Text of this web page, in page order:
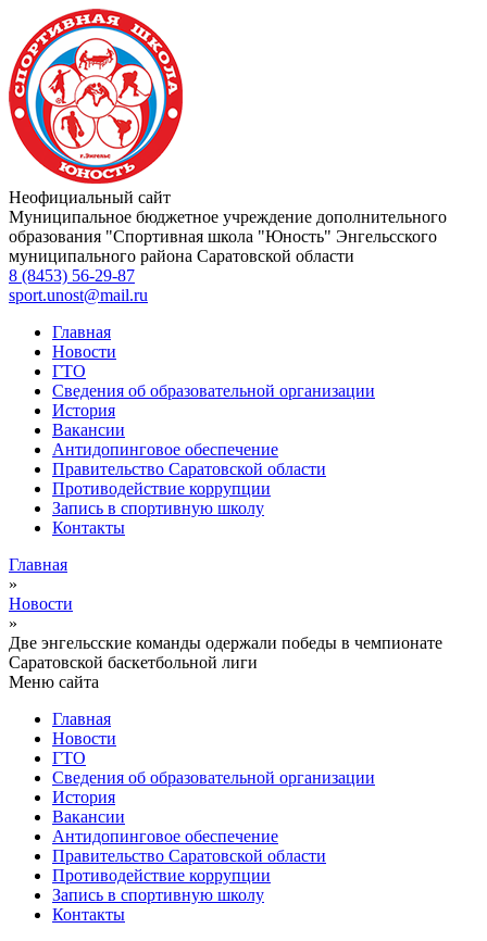
Неофициальный сайт
Муниципальное бюджетное учреждение дополнительного
образования "Спортивная школа "Юность" Энгельсского
муниципального района Саратовской области
8 (8453) 56-29-87
sport.unost@mail.ru
Главная
Новости
ГТО
Сведения об образовательной организации
История
Вакансии
Антидопинговое обеспечение
Правительство Саратовской области
Противодействие коррупции
Запись в спортивную школу
Контакты
Главная
»
Новости
»
Две энгельсские команды одержали победы в чемпионате
Саратовской баскетбольной лиги
Меню сайта
Главная
Новости
ГТО
Сведения об образовательной организации
История
Вакансии
Антидопинговое обеспечение
Правительство Саратовской области
Противодействие коррупции
Запись в спортивную школу
Контакты